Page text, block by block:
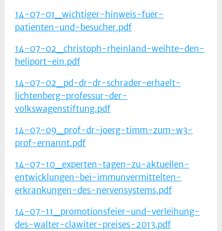
14-07-01_wichtiger-hinweis-fuer-
patienten-und-besucher.pdf
14-07-02_christoph-rheinland-weihte-den-
heliport-ein.pdf
14-07-02_pd-dr-dr-schrader-erhaelt-
lichtenberg-professur-der-
volkswagenstiftung.pdf
14-07-09_prof-dr-joerg-timm-zum-w3-
prof-ernannt.pdf
14-07-10_experten-tagen-zu-aktuellen-
entwicklungen-bei-immunvermittelten-
erkrankungen-des-nervensystems.pdf
14-07-11_promotionsfeier-und-verleihung-
des-walter-clawiter-preises-2013.pdf